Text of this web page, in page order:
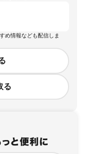
め情報なども配信しま
る